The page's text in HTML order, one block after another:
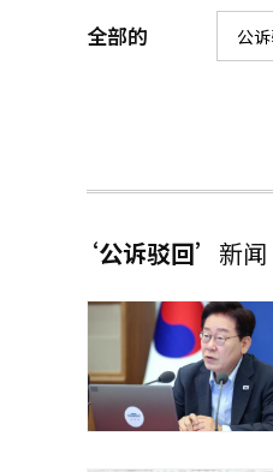
全部的
‘公诉驳回’ 新闻